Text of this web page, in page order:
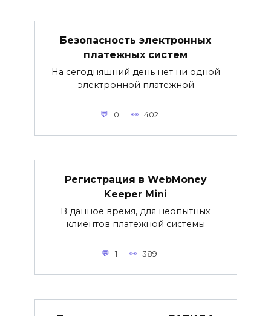
Безопасность электронных
платежных систем
На сегодняшний день нет ни одной
электронной платежной
0 402
Регистрация в WebMoney
Keeper Mini
В данное время, для неопытных
клиентов платежной системы
1 389